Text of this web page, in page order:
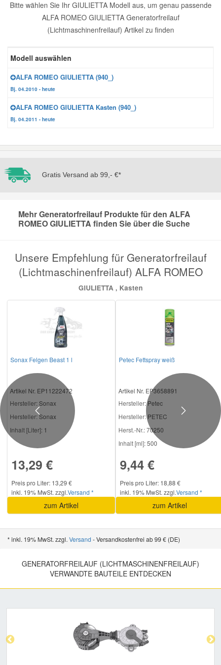
Bitte wählen Sie Ihr GIULIETTA Modell aus, um genau passende
ALFA ROMEO GIULIETTA Generatorfreilauf
(Lichtmaschinenfreilauf) Artikel zu finden
Modell auswählen
ALFA ROMEO GIULIETTA (940_)
Bj. 04.2010 - heute
ALFA ROMEO GIULIETTA Kasten (940_)
Bj. 04.2011 - heute
Gratis Versand ab 99,- €*
Mehr Generatorfreilauf Produkte für den ALFA
ROMEO GIULIETTA finden Sie über die Suche
Unsere Empfehlung für Generatorfreilauf
(Lichtmaschinenfreilauf) ALFA ROMEO
GIULIETTA , Kasten
Sonax Felgen Beast 1 l
Artikel Nr. EP11222472
Hersteller: Sonax
Hersteller:Sonax
Inhalt [Liter]: 1
13,29 €
Preis pro Liter: 13,29 €
inkl. 19% MwSt. zzgl.Versand *
zum Artikel
Petec Fettspray weiß
Artikel Nr. EP3658891
Hersteller: Petec
Hersteller:PETEC
Herst.-Nr.:70250
Inhalt [ml]:500
9,44 €
Preis pro Liter: 18,88 €
inkl. 19% MwSt. zzgl.Versand *
zum Artikel
Previous Next
* inkl. 19% MwSt. zzgl. Versand - Versandkostenfrei ab 99 € (DE)
GENERATORFREILAUF (LICHTMASCHINENFREILAUF)
VERWANDTE BAUTEILE ENTDECKEN
Scheibenreinigung
Reparatur-Zubehör
Schlüsselgehäuse
Daewoo Ersatzteile
Dodge Ersatzteile
Lancia Ersatzteile
Mercedes Ersatzteile
Mini Ersatzteile
Mitsubishi Ersatzteile
Nissan Ersatzteile
Porsche Ersatzteile
Seat Ersatzteile
Skoda Ersatzteile
Smart Ersatzteile
Suzuki Ersatzteile